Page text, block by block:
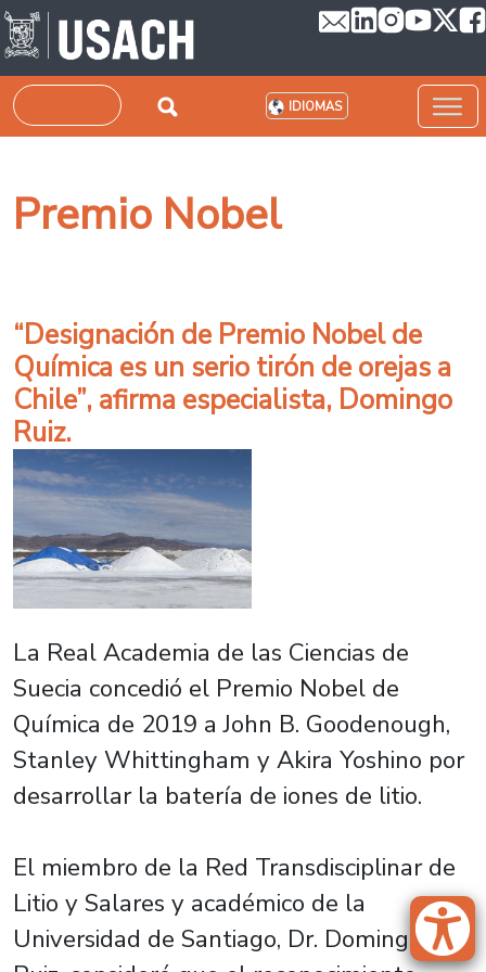
Pasar al contenido principal
Buscar IDIOMAS
Premio Nobel
“Designación de Premio Nobel de
Química es un serio tirón de orejas a
Chile”, afirma especialista, Domingo
Ruiz.
La Real Academia de las Ciencias de
Suecia concedió el Premio Nobel de
Química de 2019 a John B. Goodenough,
Stanley Whittingham y Akira Yoshino por
desarrollar la batería de iones de litio.
El miembro de la Red Transdisciplinar de
Litio y Salares y académico de la
Universidad de Santiago, Dr. Domingo